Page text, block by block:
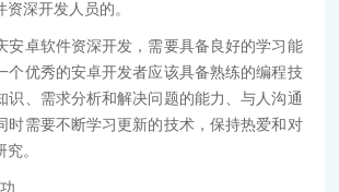
深开发人员的。
卓软件资深开发，需要具备良好的学习能
个优秀的安卓开发者应该具备熟练的编程技
识、需求分析和解决问题的能力、与人沟通
时需要不断学习更新的技术，保持热爱和对
。